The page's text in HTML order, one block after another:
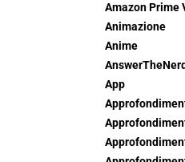
Amazon Prime
Animazione
Anime
AnswerTheNerd
App